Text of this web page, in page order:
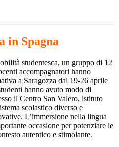
in Spagna
studentesca, un gruppo di 12
accompagnatori hanno
a Saragozza dal 19-26 aprile
hanno avuto modo di
il Centro San Valero, istituto
scolastico diverso e
L’immersione nella lingua
occasione per potenziare le
autentico e stimolante.